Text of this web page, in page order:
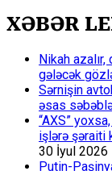
XƏBƏR
Nikah
gələcək
Sərnişin
əsas
“AXS”
işlərə şəraiti
30 İyul 2026
Putin-